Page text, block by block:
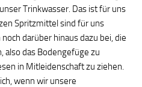
Trinkwasser. Das ist für uns
Spritzmittel sind für uns
darüber hinaus dazu bei, die
also das Bodengefüge zu
in Mitleidenschaft zu ziehen.
wenn wir unsere